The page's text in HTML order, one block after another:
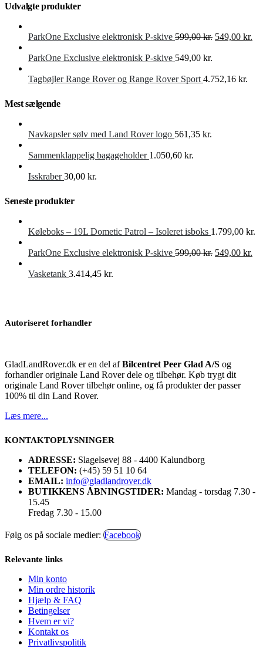
Udvalgte produkter
ParkOne Exclusive elektronisk P-skive 599,00kr. Den
599,00 kr..
549,00 kr.
ParkOne Exclusive elektronisk P-skive 549,00 kr.
Tagbøjler Range Rover og Range Rover Sport 4.752,16 kr.
Mest sælgende
Navkapsler sølv med Land Rover logo 561,35 kr.
Sammenklappelig bagageholder 1.050,60 kr.
Isskraber 30,00 kr.
Seneste produkter
Køleboks – 19L Dometic Patrol – Isoleret isboks 1.799,00 kr.
ParkOne Exclusive elektronisk P-skive 599,00kr. Den
549,00 kr.
Vasketank 3.414,45 kr.
Autoriseret forhandler
GladLandRover.dk er en del afBilcentret Peer Glad A/S og
forhandler originale Land Rover dele og tilbehør. Køb trygt dit
originale Land Rover tilbehør online, og få produkter der passer
100% til din Land Rover.
Læs mere...
KONTAKTOPLYSNINGER
ADRESSE: Slagelsevej 88 - 4400 Kalundborg
TELEFON: (+45) 59 51 10 64
EMAIL: info@gladlandrover.dk
BUTIKKENS ÅBNINGSTIDER: Mandag - torsdag 7.30 -
15.45
Fredag 7.30 - 15.00
Følg os på sociale medier: Facebook
Relevante links
Min konto
Min ordre historik
Hjælp & FAQ
Betingelser
Hvem er vi?
Kontakt os
Privatlivspolitik